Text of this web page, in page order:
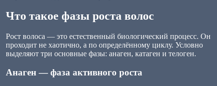
Что такое фазы роста волос
Рост волоса — это естественный биологический процесс. Он
проходит не хаотично, а по определённому циклу. Условно
выделяют три основные фазы: анаген, катаген и телоген.
Анаген — фаза активного роста